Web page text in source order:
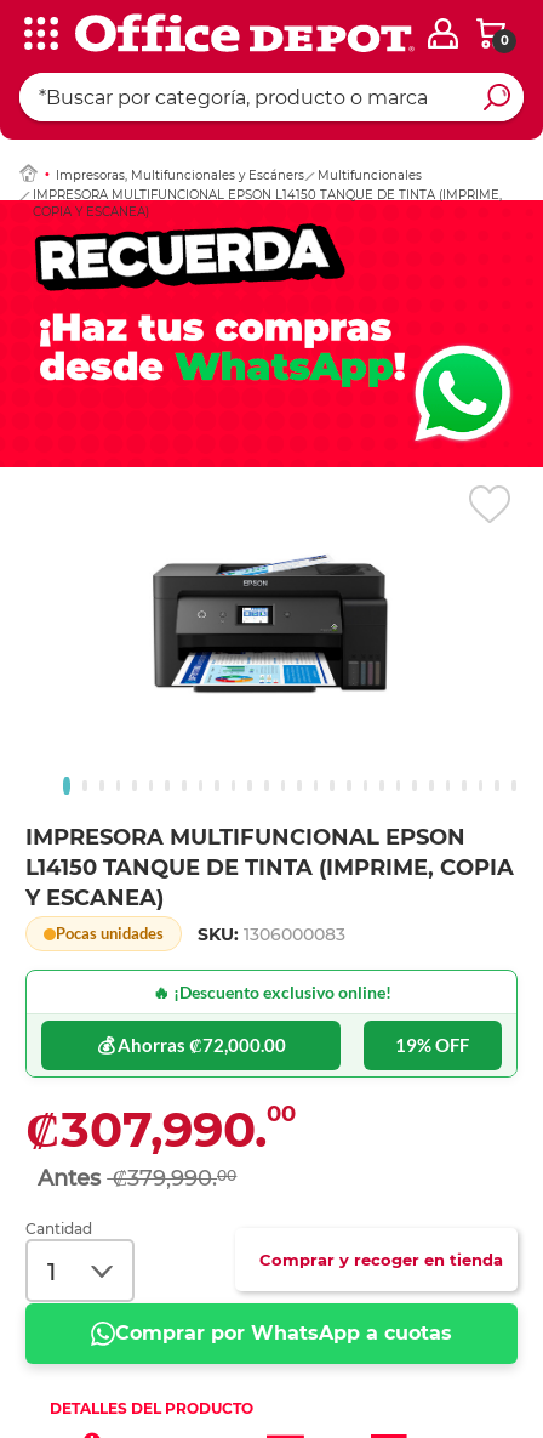
0
Impresoras, Multifuncionales y Escáners
Multifuncionales
IMPRESORA MULTIFUNCIONAL EPSON L14150 TANQUE DE TINTA (IMPRIME,
COPIA Y ESCANEA)
IMPRESORA MULTIFUNCIONAL EPSON
L14150 TANQUE DE TINTA (IMPRIME, COPIA
Y ESCANEA)
Pocas unidades SKU:1306000083
🔥 ¡Descuento exclusivo online!
💰 Ahorras ₡72,000.00 19% OFF
₡307,990.00
₡379,990.00
Cantidad
Comprar y recoger en tienda
Comprar por WhatsApp a cuotas
Ingresar Codigo